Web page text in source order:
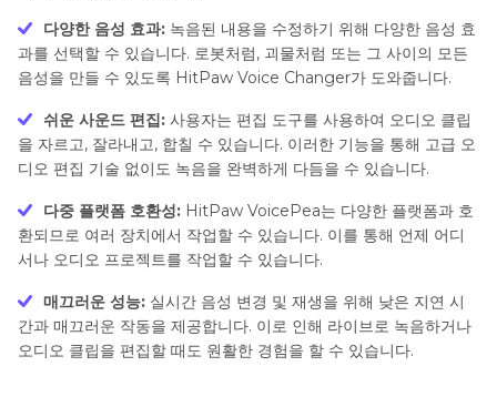
다양한 음성 효과: 녹음된 내용을 수정하기 위해 다양한 음성 효
과를 선택할 수 있습니다. 로봇처럼, 괴물처럼 또는 그 사이의 모든
음성을 만들 수 있도록 HitPaw Voice Changer가 도와줍니다.
쉬운 사운드 편집: 사용자는 편집 도구를 사용하여 오디오 클립
을 자르고, 잘라내고, 합칠 수 있습니다. 이러한 기능을 통해 고급 오
디오 편집 기술 없이도 녹음을 완벽하게 다듬을 수 있습니다.
다중 플랫폼 호환성: HitPaw VoicePea는 다양한 플랫폼과 호
환되므로 여러 장치에서 작업할 수 있습니다. 이를 통해 언제 어디
서나 오디오 프로젝트를 작업할 수 있습니다.
매끄러운 성능: 실시간 음성 변경 및 재생을 위해 낮은 지연 시
간과 매끄러운 작동을 제공합니다. 이로 인해 라이브로 녹음하거나
오디오 클립을 편집할 때도 원활한 경험을 할 수 있습니다.